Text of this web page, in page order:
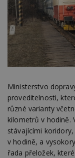
Ministerstvo
proveditelnosti,
různé varianty
kilometrů v hodině.
stávajícími
v hodině, a
řada přeložek,